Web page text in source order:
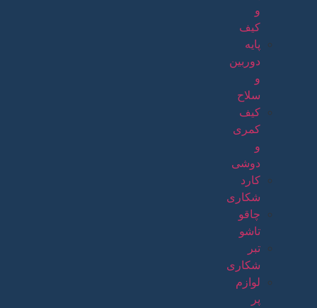
و
کیف
پایه
دوربین
و
سلاح
کیف
کمری
و
دوشی
کارد
شکاری
چاقو
تاشو
تبر
شکاری
لوازم
پر